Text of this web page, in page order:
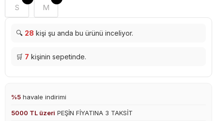
S M
🔍 28 kişi şu anda bu ürünü inceliyor.
🛒 7 kişinin sepetinde.
%5 havale indirimi
5000 TL üzeri PEŞİN FİYATINA 3 TAKSİT